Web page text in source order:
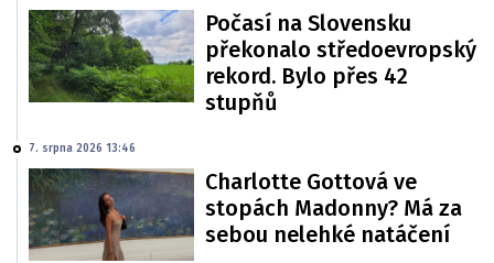
Počasí na Slovensku
překonalo středoevropský
rekord. Bylo přes 42
stupňů
7. srpna 2026 13:46
Charlotte Gottová ve
stopách Madonny? Má za
sebou nelehké natáčení